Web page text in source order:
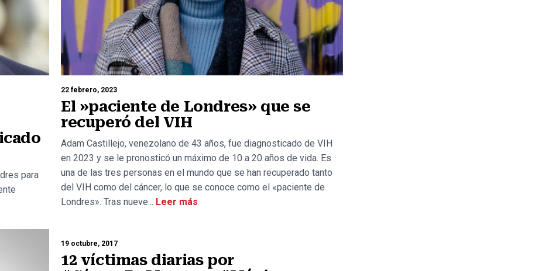
para
22 febrero, 2023
El »paciente de Londres» que se
recuperó del VIH
Adam Castillejo, venezolano de 43 años, fue diagnosticado de VIH
en 2023 y se le pronosticó un máximo de 10 a 20 años de vida. Es
una de las tres personas en el mundo que se han recuperado tanto
del VIH como del cáncer, lo que se conoce como el «paciente de
Londres». Tras nueve... Leer más
19 octubre, 2017
12 víctimas diarias por